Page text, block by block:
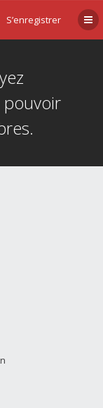
S’enregistrer